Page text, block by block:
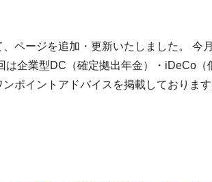
ページを追加・更新いたしました。
企業型DC（確定拠出年金）・iDeCo
ポイントアドバイスを掲載しておりま